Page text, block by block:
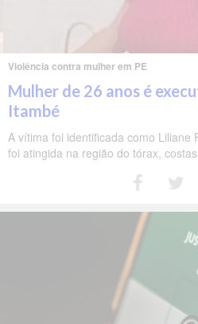
Violência contra mulher em PE
Mulher de 26 anos é
Itambé
A vítima foi identificada como Liliane
foi atingida na região do tórax,